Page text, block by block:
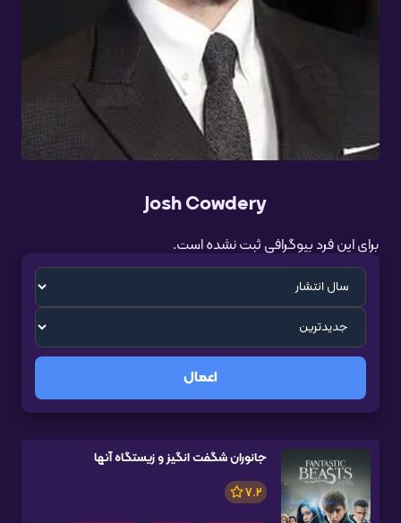
Josh Cowdery
برای این فرد بیوگرافی ثبت نشده است.
اعمال
جانوران شگفت انگیز و زیستگاه آنها
7.2